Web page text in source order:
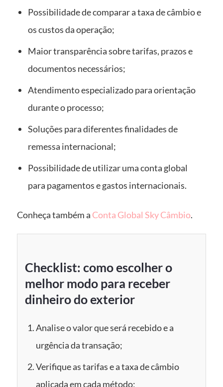
Possibilidade de comparar a taxa de câmbio e
os custos da operação;
Maior transparência sobre tarifas, prazos e
documentos necessários;
Atendimento especializado para orientação
durante o processo;
Soluções para diferentes finalidades de
remessa internacional;
Possibilidade de utilizar uma conta global
para pagamentos e gastos internacionais.
Conheça também a Conta Global Sky Câmbio.
Checklist: como escolher o
melhor modo para receber
dinheiro do exterior
Analise o valor que será recebido e a
urgência da transação;
Verifique as tarifas e a taxa de câmbio
aplicada em cada método;